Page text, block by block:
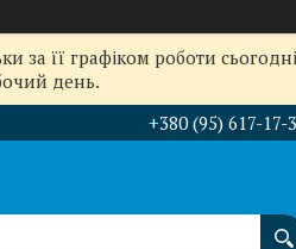
її графіком роботи
день.
+380 (95) 617-17-